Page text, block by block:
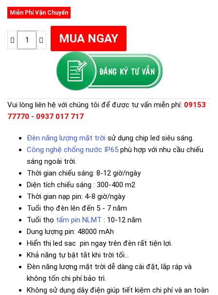
Miễn Phí Vận Chuyển
Vui lòng liên hệ với chúng tôi để được tư vấn miễn phí: 09153
77770 - 0937 017 717
Đèn năng lượng mặt trời sử dụng chip led siêu sáng.
Công nghệ chống nước IP65 phù hợp với nhu cầu chiếu
sáng ngoài trời.
Thời gian chiếu sáng: 8-12 giờ/ngày
Diện tích chiếu sáng : 300-400 m2
Thời gian nạp pin: 4-8 giờ/ngày
Tuổi thọ đèn lên đến 5 - 7 năm
Tuổi thọ tấm pin NLMT : 10-12 năm
Dung lượng pin: 48000 mAh
Hiển thị led sạc pin ngay trên đèn rất tiện lợi.
Khả năng tự bật tắt khi trời tối...
Đèn năng lượng mặt trời dễ dàng cài đặt, lắp ráp và
không tốn chi phí bảo trì.
Không sử dụng dây điện giúp tiết kiệm chi phí và an toàn